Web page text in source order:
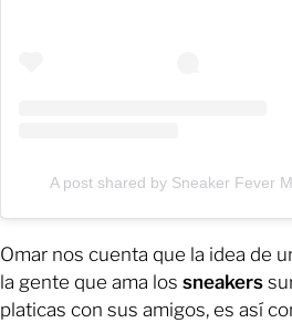
A post shared by Sneaker Fever
Omar nos cuenta que la idea de
la gente que ama los sneakers
platicas con sus amigos, es así